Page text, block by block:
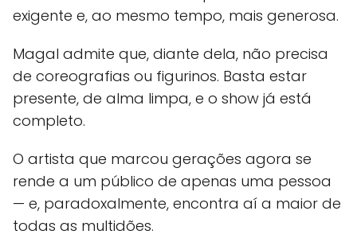
exigente e, ao mesmo tempo, mais generosa.
Magal admite que, diante dela, não precisa
de coreografias ou figurinos. Basta estar
presente, de alma limpa, e o show já está
completo.
O artista que marcou gerações agora se
rende a um público de apenas uma pessoa
— e, paradoxalmente, encontra aí a maior de
todas as multidões.